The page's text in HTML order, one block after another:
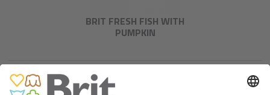
BRIT FRESH FISH WITH
PUMPKIN